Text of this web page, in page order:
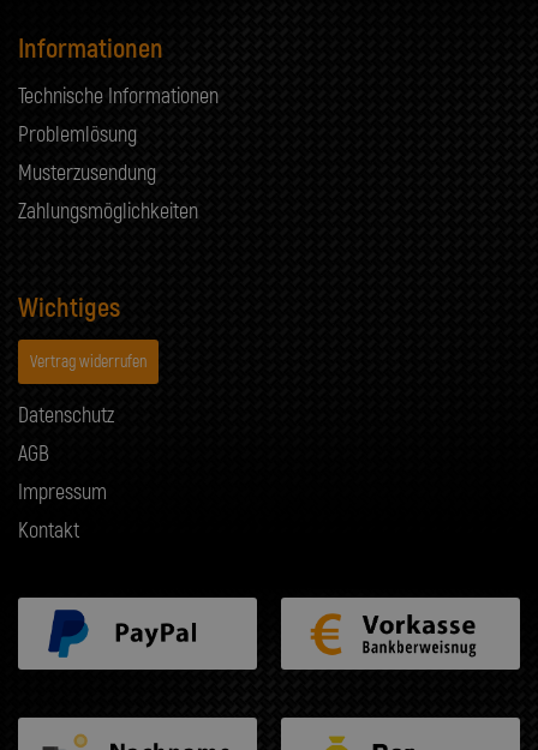
Informationen
Technische Informationen
Problemlösung
Musterzusendung
Zahlungsmöglichkeiten
Wichtiges
Vertrag widerrufen
Datenschutz
AGB
Impressum
Kontakt